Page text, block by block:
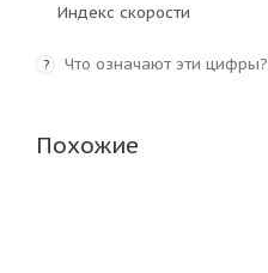
Индекс скорости
? Что означают эти цифры?
Похожие